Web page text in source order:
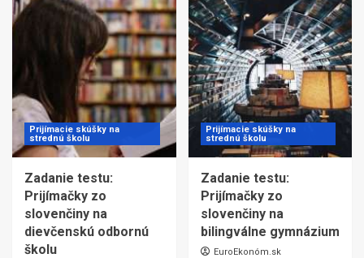
Prijímacie skúšky na
strednú školu
Zadanie testu:
Prijímačky zo
slovenčiny na
dievčenskú odbornú
školu
Prijímacie skúšky na
strednú školu
Zadanie testu:
Prijímačky zo
slovenčiny na
bilingválne gymnázium
EuroEkonóm.sk